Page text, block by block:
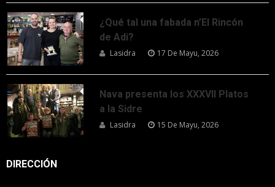
¿Qué tal una fabada n’El Rincón
de Adi?
Lasidra 17 De Mayu, 2026
Nava presenta los XXXVII Platos
a la Sidre
Lasidra 15 De Mayu, 2026
DIRECCIÓN